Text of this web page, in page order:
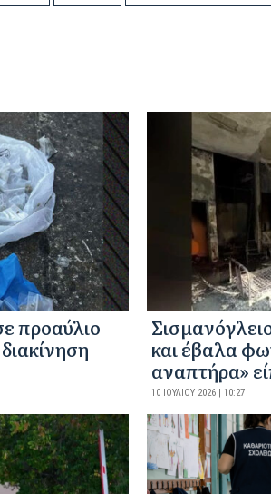
προαύλιο
και έβαλα
αναπτήρα»
10 ΙΟΥΛΊΟΥ 2026 | 10:27